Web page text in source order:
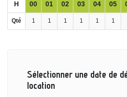
H 00 01 02 03 04 05
Qté 1 1 1 1 1 1
Sélectionner une date de
location